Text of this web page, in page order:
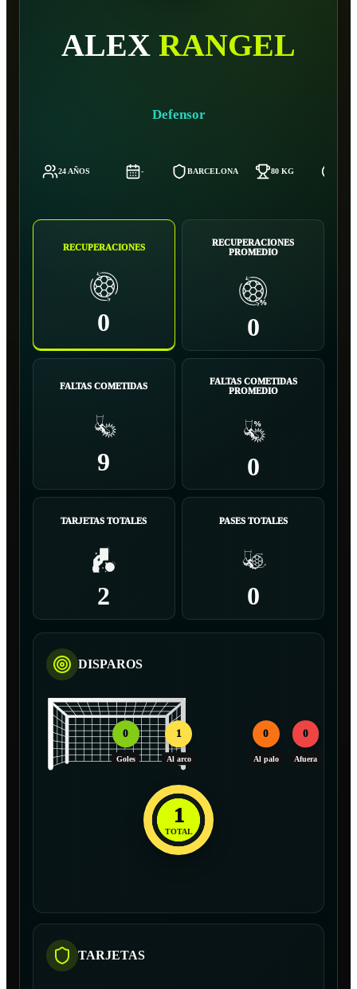
ALEX RANGEL
Defensor
24 AÑOS - BARCELONA 80 KG
RECUPERACIONES
0
RECUPERACIONES
PROMEDIO
0
FALTAS COMETIDAS
9
FALTAS COMETIDAS
PROMEDIO
0
TARJETAS TOTALES
2
PASES TOTALES
0
DISPAROS
0
Goles
1
Al arco
0
Al palo
0
Afuera
1
TOTAL
TARJETAS